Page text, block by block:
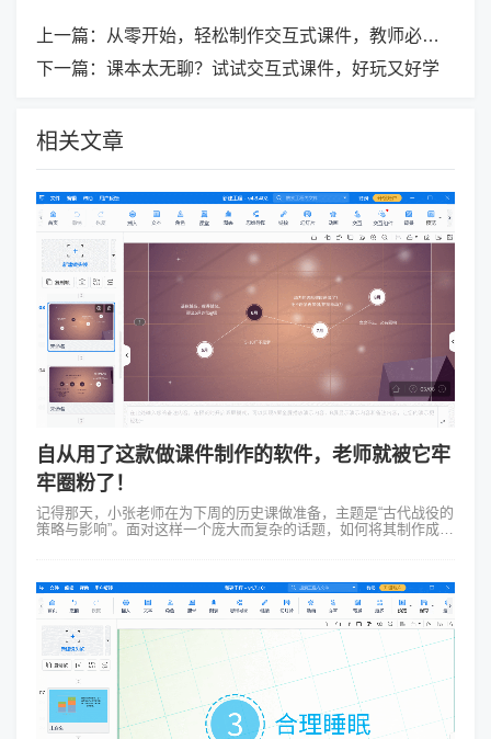
上一篇：
从零开始，轻松制作交互式课件，教师必看！
下一篇： 课本太无聊？试试交互式课件，好玩又好学
相关文章
自从用了这款做课件制作的软件，老师就被它牢
牢圈粉了！
记得那天，小张老师在为下周的历史课做准备，主题是“古代战役的
策略与影响”。面对这样一个庞大而复杂的话题，如何将其制作成引